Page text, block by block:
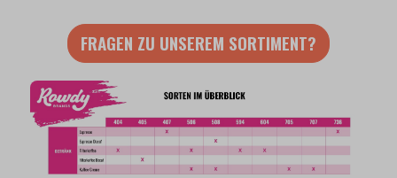
FRAGEN ZU UNSEREM SORTIMENT?